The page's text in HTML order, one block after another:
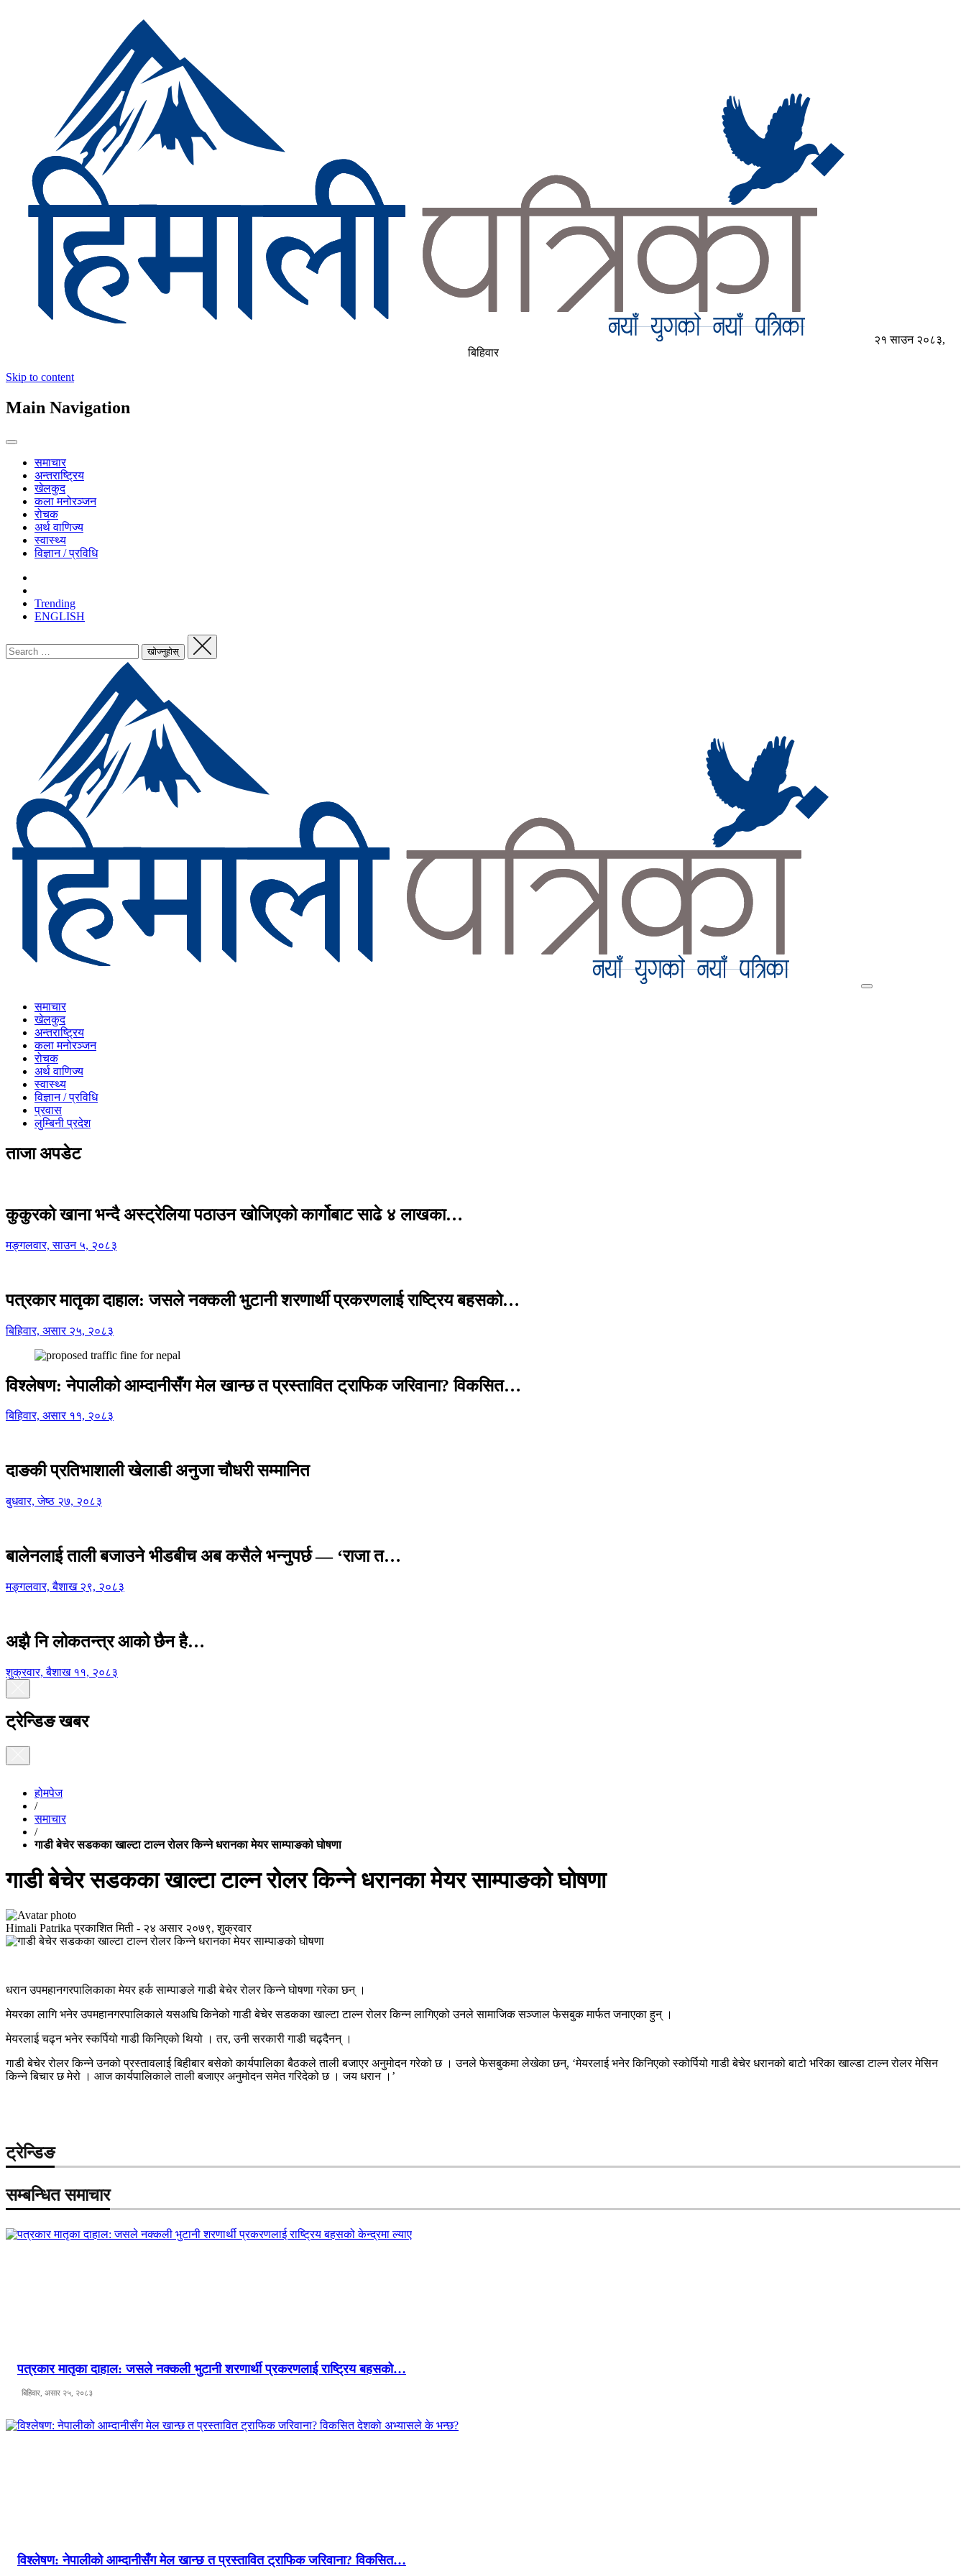
२१ साउन २०८३,
बिहिवार
Skip to content
Main Navigation
समाचार
अन्तराष्ट्रिय
खेलकुद
कला मनोरञ्जन
रोचक
अर्थ वाणिज्य
स्वास्थ्य
विज्ञान / प्रविधि
Trending
ENGLISH
समाचार
खेलकुद
अन्तराष्ट्रिय
कला मनोरञ्जन
रोचक
अर्थ वाणिज्य
स्वास्थ्य
विज्ञान / प्रविधि
प्रवास
लुम्बिनी प्रदेश
ताजा अपडेट
कुकुरको खाना भन्दै अस्ट्रेलिया पठाउन खोजिएको कार्गोबाट साढे ४ लाखका…
मङ्गलवार, साउन ५, २०८३
पत्रकार मातृका दाहाल: जसले नक्कली भुटानी शरणार्थी प्रकरणलाई राष्ट्रिय बहसको…
बिहिवार, असार २५, २०८३
विश्लेषण: नेपालीको आम्दानीसँग मेल खान्छ त प्रस्तावित ट्राफिक जरिवाना? विकसित…
बिहिवार, असार ११, २०८३
दाङकी प्रतिभाशाली खेलाडी अनुजा चौधरी सम्मानित
बुधवार, जेष्ठ २७, २०८३
बालेनलाई ताली बजाउने भीडबीच अब कसैले भन्नुपर्छ — ‘राजा त…
मङ्गलवार, बैशाख २९, २०८३
अझै नि लोकतन्त्र आको छैन है…
शुक्रवार, बैशाख ११, २०८३
ट्रेन्डिङ खबर
होमपेज
/
समाचार
/
गाडी बेचेर सडकका खाल्टा टाल्न रोलर किन्ने धरानका मेयर साम्पाङको घोषणा
गाडी बेचेर सडकका खाल्टा टाल्न रोलर किन्ने धरानका मेयर साम्पाङको घोषणा
Himali Patrika प्रकाशित मिती - २४ असार २०७९, शुक्रवार
धरान उपमहानगरपालिकाका मेयर हर्क साम्पाङले गाडी बेचेर रोलर किन्ने घोषणा गरेका छन् ।
मेयरका लागि भनेर उपमहानगरपालिकाले यसअघि किनेको गाडी बेचेर सडकका खाल्टा टाल्न रोलर किन्न लागिएको उनले सामाजिक सञ्जाल फेसबुक मार्फत जनाएका हुन् ।
मेयरलाई चढ्न भनेर स्कर्पियो गाडी किनिएको थियो । तर, उनी सरकारी गाडी चढ्दैनन् ।
गाडी बेचेर रोलर किन्ने उनको प्रस्तावलाई बिहीबार बसेको कार्यपालिका बैठकले ताली बजाएर अनुमोदन गरेको छ । उनले फेसबुकमा लेखेका छन्, ‘मेयरलाई भनेर किनिएको स्कोर्पियो गाडी बेचेर धरानको बाटो भरिका खाल्डा टाल्न रोलर मेसिन
किन्ने बिचार छ मेरो । आज कार्यपालिकाले ताली बजाएर अनुमोदन समेत गरिदेको छ । जय धरान ।’
ट्रेन्डिङ
सम्बन्धित समाचार
पत्रकार मातृका दाहाल: जसले नक्कली भुटानी शरणार्थी प्रकरणलाई राष्ट्रिय बहसको…
बिहिवार, असार २५, २०८३
विश्लेषण: नेपालीको आम्दानीसँग मेल खान्छ त प्रस्तावित ट्राफिक जरिवाना? विकसित…